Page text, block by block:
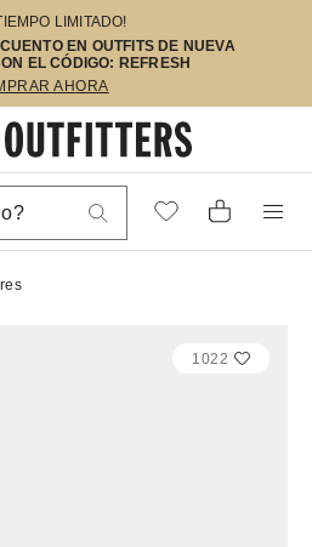
LIMITADO!
EN OUTFITS DE NUEVA
EL CÓDIGO: REFRESH
AHORA
1022